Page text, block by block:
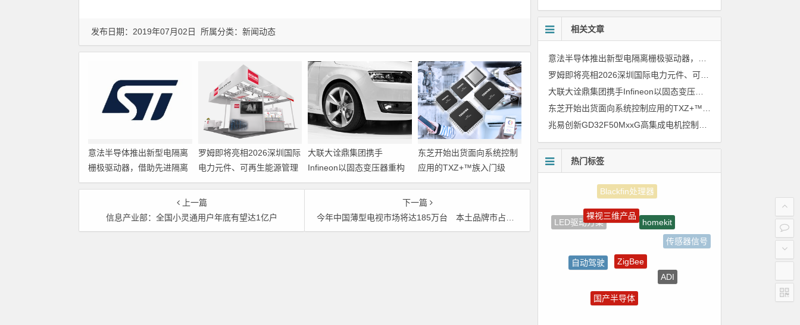
发布日期：2019年07月02日 所属分类： 新闻动态
意法半导体推出新型电隔离
栅极驱动器，借助先进隔离
技术简化电源设计
罗姆即将亮相2026深圳国际
电力元件、可再生能源管理
展览会暨研讨会
大联大诠鼎集团携手
Infineon以固态变压器重构
配电效率新标杆
东芝开始出货面向系统控制
应用的TXZ+™族入门级
M4V组（搭载Arm
Cortex‑M4内核的标准微控
制器）工程样品
上一篇
信息产业部：全国小灵通用户年底有望达1亿户
下一篇
今年中国薄型电视市场将达185万台 本土品牌市占率达67.23％
相关文章
罗姆即将亮相2026深圳国际电力元件、可再生能源管理展览会暨研讨会
大联大诠鼎集团携手Infineon以固态变压器重构配电效率新标杆
热门标签
LED驱动方案
裸视三维产品
homekit
传感器信号
ADI
强国之列
国产半导体